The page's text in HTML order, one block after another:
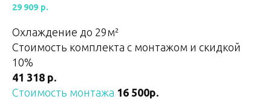
29 909 р.
Охлаждение до 29м²
Стоимость комплекта с монтажом и скидкой
10%
41 318 р.
Стоимость монтажа 16 500р.